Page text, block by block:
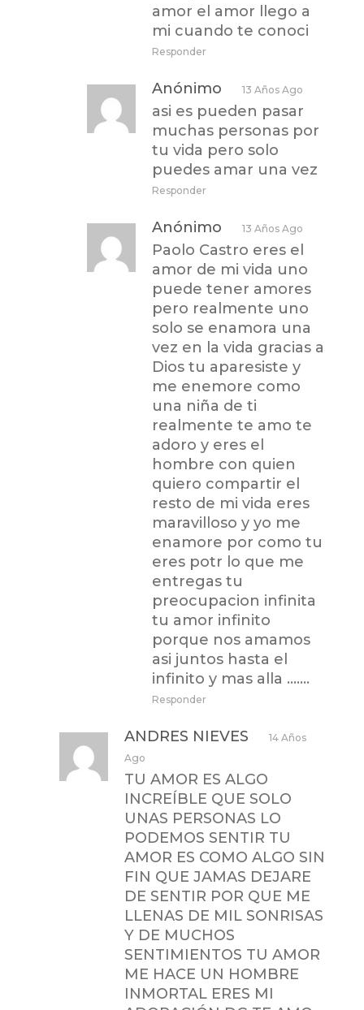
amor el amor llego a
mi cuando te conoci
Responder
Anónimo 13 Años Ago
asi es pueden pasar
muchas personas por
tu vida pero solo
puedes amar una vez
Responder
Anónimo 13 Años Ago
Paolo Castro eres el
amor de mi vida uno
puede tener amores
pero realmente uno
solo se enamora una
vez en la vida gracias a
Dios tu aparesiste y
me enemore como
una niña de ti
realmente te amo te
adoro y eres el
hombre con quien
quiero compartir el
resto de mi vida eres
maravilloso y yo me
enamore por como tu
eres potr lo que me
entregas tu
preocupacion infinita
tu amor infinito
porque nos amamos
asi juntos hasta el
infinito y mas alla …….
Responder
ANDRES NIEVES
14 Años
Ago
TU AMOR ES ALGO
INCREÍBLE QUE SOLO
UNAS PERSONAS LO
PODEMOS SENTIR TU
AMOR ES COMO ALGO SIN
FIN QUE JAMAS DEJARE
DE SENTIR POR QUE ME
LLENAS DE MIL SONRISAS
Y DE MUCHOS
SENTIMIENTOS TU AMOR
ME HACE UN HOMBRE
INMORTAL ERES MI